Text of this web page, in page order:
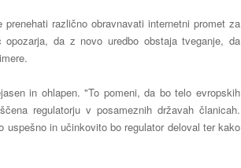
različno obravnavati internetni promet za
da z novo uredbo obstaja tveganje, da
in ohlapen. "To pomeni, da bo telo evropskih
regulatorju v posameznih državah članicah.
in učinkovito bo regulator deloval ter kako